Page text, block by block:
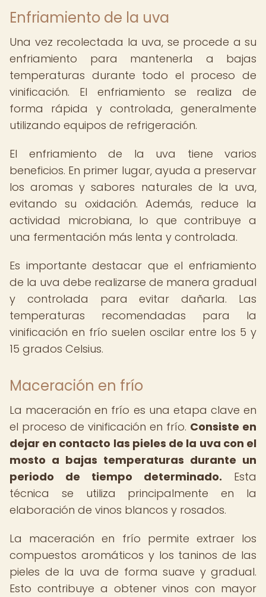
Enfriamiento de la uva
Una vez recolectada la uva, se procede a su
enfriamiento para mantenerla a bajas
temperaturas durante todo el proceso de
vinificación. El enfriamiento se realiza de
forma rápida y controlada, generalmente
utilizando equipos de refrigeración.
El enfriamiento de la uva tiene varios
beneficios. En primer lugar, ayuda a preservar
los aromas y sabores naturales de la uva,
evitando su oxidación. Además, reduce la
actividad microbiana, lo que contribuye a
una fermentación más lenta y controlada.
Es importante destacar que el enfriamiento
de la uva debe realizarse de manera gradual
y controlada para evitar dañarla. Las
temperaturas recomendadas para la
vinificación en frío suelen oscilar entre los 5 y
15 grados Celsius.
Maceración en frío
La maceración en frío es una etapa clave en
el proceso de vinificación en frío. Consiste en
dejar en contacto las pieles de la uva con el
mosto a bajas temperaturas durante un
periodo de tiempo determinado. Esta
técnica se utiliza principalmente en la
elaboración de vinos blancos y rosados.
La maceración en frío permite extraer los
compuestos aromáticos y los taninos de las
pieles de la uva de forma suave y gradual.
Esto contribuye a obtener vinos con mayor